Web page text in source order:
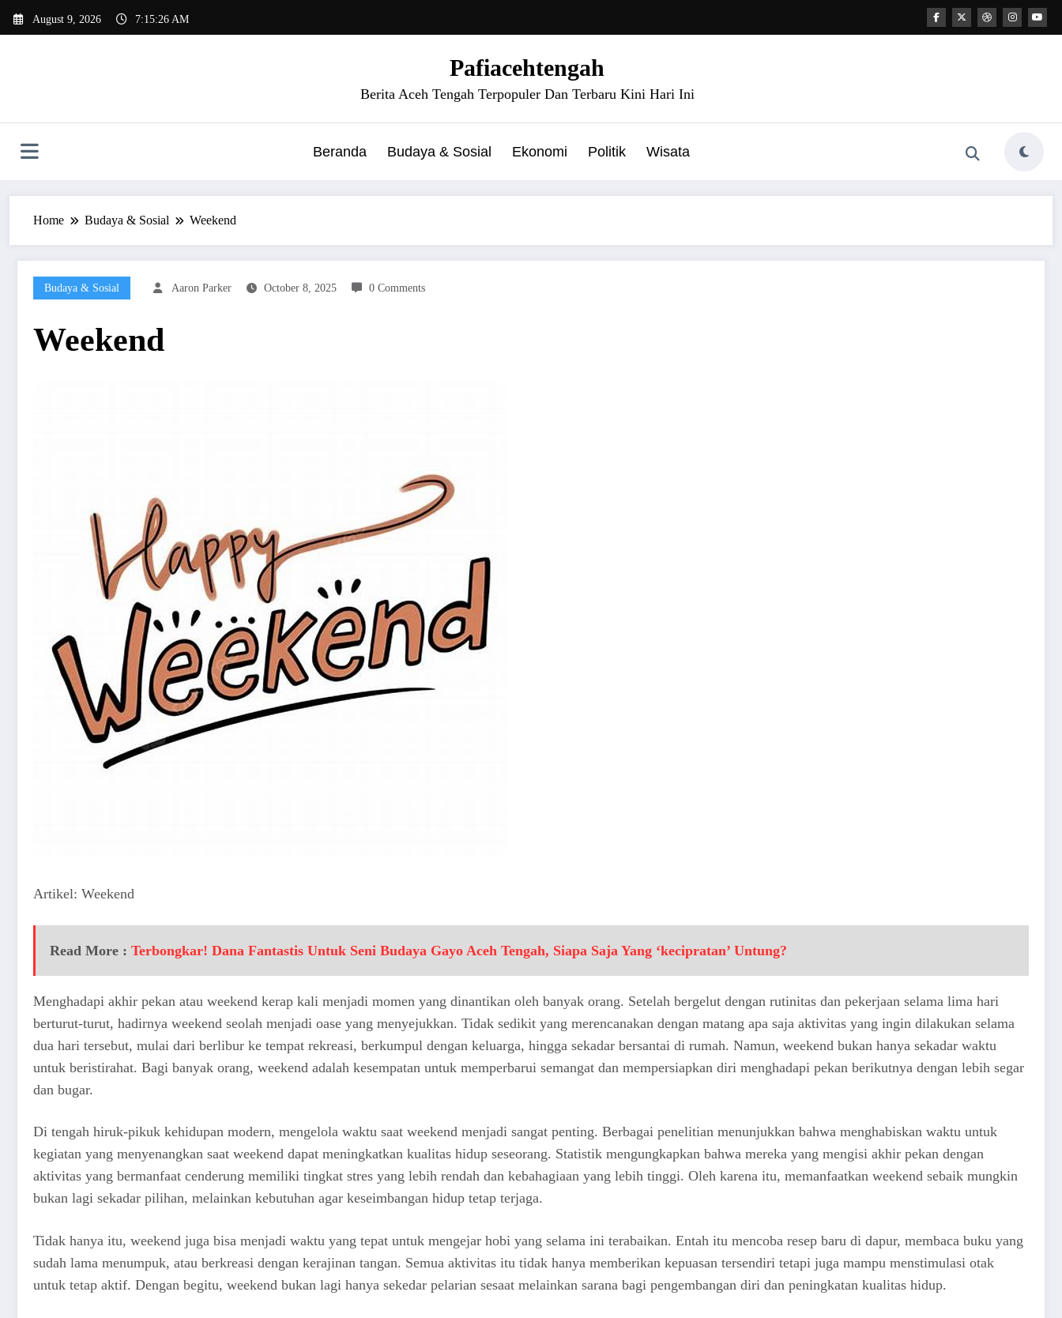
August 9, 2026 7:15:27 AM
Pafiacehtengah
Berita Aceh Tengah Terpopuler Dan Terbaru Kini Hari Ini
Beranda Budaya & Sosial Ekonomi Politik Wisata
Home Budaya & Sosial Weekend
Budaya & Sosial Aaron Parker October 8, 2025 0 Comments
Weekend
Artikel: Weekend
Read More : Terbongkar! Dana Fantastis Untuk Seni Budaya Gayo Aceh Tengah, Siapa Saja Yang ‘kecipratan’ Untung?
Menghadapi akhir pekan atau weekend kerap kali menjadi momen yang dinantikan oleh banyak orang. Setelah bergelut dengan rutinitas dan pekerjaan selama lima hari
berturut-turut, hadirnya weekend seolah menjadi oase yang menyejukkan. Tidak sedikit yang merencanakan dengan matang apa saja aktivitas yang ingin dilakukan selama
dua hari tersebut, mulai dari berlibur ke tempat rekreasi, berkumpul dengan keluarga, hingga sekadar bersantai di rumah. Namun, weekend bukan hanya sekadar waktu
untuk beristirahat. Bagi banyak orang, weekend adalah kesempatan untuk memperbarui semangat dan mempersiapkan diri menghadapi pekan berikutnya dengan lebih segar
dan bugar.
Di tengah hiruk-pikuk kehidupan modern, mengelola waktu saat weekend menjadi sangat penting. Berbagai penelitian menunjukkan bahwa menghabiskan waktu untuk
kegiatan yang menyenangkan saat weekend dapat meningkatkan kualitas hidup seseorang. Statistik mengungkapkan bahwa mereka yang mengisi akhir pekan dengan
aktivitas yang bermanfaat cenderung memiliki tingkat stres yang lebih rendah dan kebahagiaan yang lebih tinggi. Oleh karena itu, memanfaatkan weekend sebaik mungkin
bukan lagi sekadar pilihan, melainkan kebutuhan agar keseimbangan hidup tetap terjaga.
Tidak hanya itu, weekend juga bisa menjadi waktu yang tepat untuk mengejar hobi yang selama ini terabaikan. Entah itu mencoba resep baru di dapur, membaca buku yang
sudah lama menumpuk, atau berkreasi dengan kerajinan tangan. Semua aktivitas itu tidak hanya memberikan kepuasan tersendiri tetapi juga mampu menstimulasi otak
untuk tetap aktif. Dengan begitu, weekend bukan lagi hanya sekedar pelarian sesaat melainkan sarana bagi pengembangan diri dan peningkatan kualitas hidup.